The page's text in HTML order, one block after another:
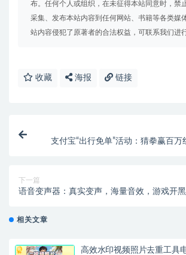
布。任何个人或组织，在未征得本站同意时，禁
采集、发布本站内容到任何网站、书籍等各类媒
站内容侵犯了原著者的合法权益，可联系我们进
收藏 海报 链接
支付宝“出行免单”活动：猜拳赢百万
下一篇
语音变声器：真实变声，海量音效，游戏开
相关文章
高效水印视频照片去重工具